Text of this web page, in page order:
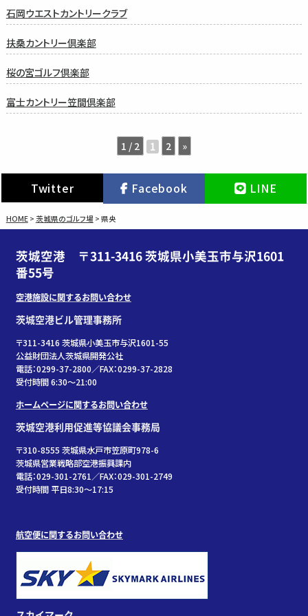
石岡ウエストカントリークラブ
扶桑カントリー倶楽部
桜の宮ゴルフ倶楽部
富士カントリー笠間倶楽部
1 / 2 1 2 »
Twitter Facebook LINE
HOME> 茨城県のゴルフ場 > 県央
茨城空港 〒311-3416 茨城県小美玉市与沢1601
番55号
空港施設に関するお問い合わせ
茨城空港ビル管理事務所
〒311-3416 茨城県小美玉市与沢1601-55
公益財団法人茨城県開発公社
電話：0299-37-2800／FAX：0299-37-2828
受付時間 6:30〜21:00
ホームページに関するお問い合わせ
茨城空港利用促進等協議会事務局
〒310-8555 茨城県水戸市笠原町978-6
茨城県営業戦略部空港振興課内
電話：029-301-2761／FAX：029-301-2749
受付時間 平日8:30～17:15
航空便に関するお問い合わせ